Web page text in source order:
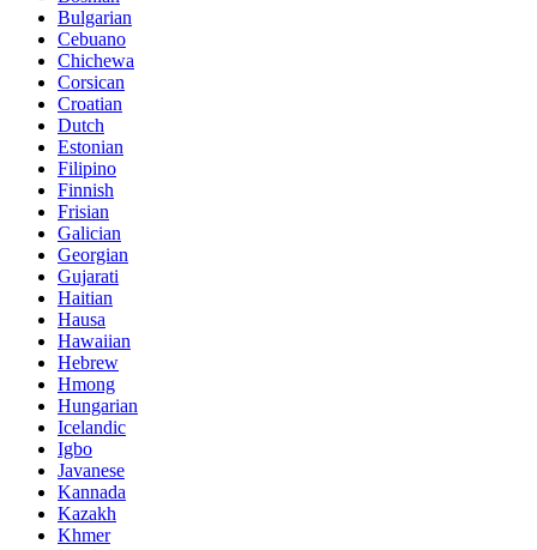
Bulgarian
Cebuano
Chichewa
Corsican
Croatian
Dutch
Estonian
Filipino
Finnish
Frisian
Galician
Georgian
Gujarati
Haitian
Hausa
Hawaiian
Hebrew
Hmong
Hungarian
Icelandic
Igbo
Javanese
Kannada
Kazakh
Khmer